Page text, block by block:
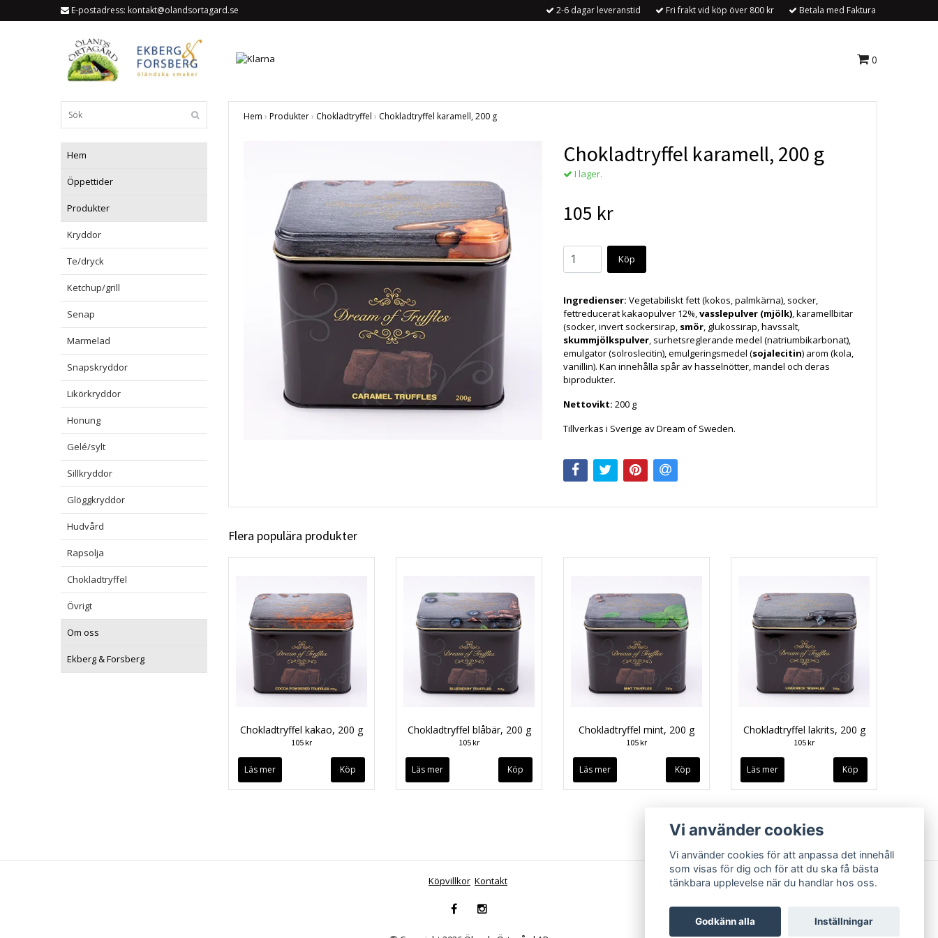
E-postadress: kontakt@olandsortagard.se 2-6 dagar leveranstid Fri frakt vid köp över 800 kr Betala med Faktura
0
Hem
Öppettider
Produkter
Kryddor
Te/dryck
Ketchup/grill
Senap
Marmelad
Snapskryddor
Likörkryddor
Honung
Gelé/sylt
Sillkryddor
Glöggkryddor
Hudvård
Rapsolja
Chokladtryffel
Övrigt
Om oss
Ekberg & Forsberg
Hem › Produkter› Chokladtryffel › Chokladtryffel karamell, 200 g
Chokladtryffel karamell, 200 g
I lager.
105 kr
Köp
Ingredienser: Vegetabiliskt fett (kokos, palmkärna), socker,
fettreducerat kakaopulver 12%,vasslepulver (mjölk), karamellbitar
(socker, invert sockersirap, smör, glukossirap, havssalt,
skummjölkspulver, surhetsreglerande medel (natriumbikarbonat),
emulgator (solroslecitin), emulgeringsmedel (sojalecitin) arom (kola,
vanillin). Kan innehålla spår av hasselnötter, mandel och deras
biprodukter.
Nettovikt: 200 g
Tillverkas i Sverige av Dream of Sweden.
Flera populära produkter
Chokladtryffel kakao, 200 g
105 kr
Läs mer
Chokladtryffel blåbär, 200 g
105 kr
Läs mer
Chokladtryffel mint, 200 g
105 kr
Läs mer
Chokladtryffel lakrits, 200 g
105 kr
Läs mer
Köpvillkor Kontakt
Vi använder cookies
Vi använder cookies för att anpassa det innehåll
som visas för dig och för att du ska få bästa
tänkbara upplevelse när du handlar hos oss.
Godkänn alla Inställningar